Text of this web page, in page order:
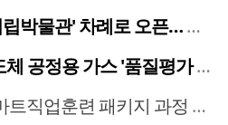
례로 오픈… 고운동 정주여건 좋아진다
정용 가스 '품질평가 체계' 구축
업훈련 패키지 과정 3기' 모집